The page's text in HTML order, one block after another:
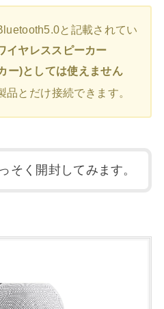
と記載されてい
イヤレススピーカー
ー)としては使えません
とだけ接続できます。
そく開封してみます。